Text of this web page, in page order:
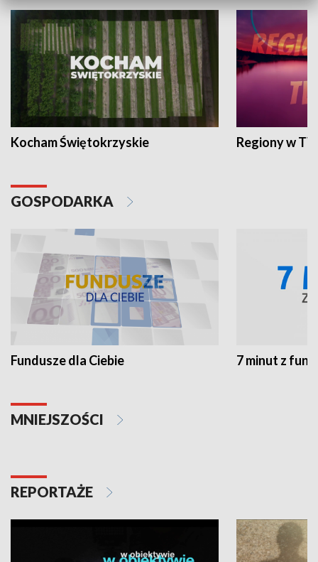
Kocham Świętokrzyskie Regiony w
GOSPODARKA
Fundusze dla Ciebie 7 minut z
MNIEJSZOŚCI
REPORTAŻE